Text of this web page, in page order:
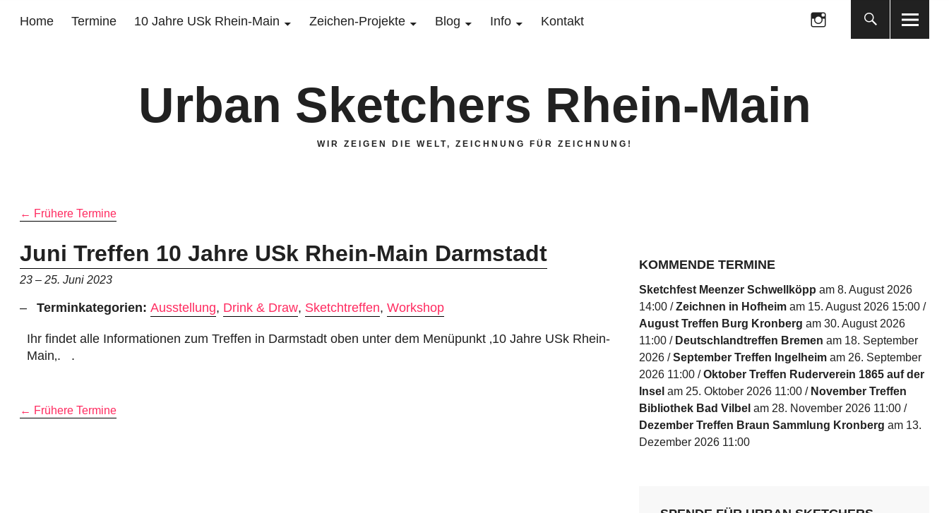
Home Termine 10 Jahre USk Rhein-Main Zeichen-Projekte Blog Info Kontakt
Urban Sketchers Rhein-Main
WIR ZEIGEN DIE WELT, ZEICHNUNG FÜR ZEICHNUNG!
Instagram
Folge
uns
← Frühere Termine
Juni Treffen 10 Jahre USk Rhein-Main Darmstadt
23 – 25. Juni 2023
Terminkategorien: Ausstellung, Drink & Draw, Sketchtreffen, Workshop
Ihr findet alle Informationen zum Treffen in Darmstadt oben unter dem Menüpunkt ‚10 Jahre USk Rhein-
Main‚. .
← Frühere Termine
KOMMENDE TERMINE
Sketchfest Meenzer Schwellköpp am 8. August 2026
14:00
Zeichnen in Hofheim am 15. August 2026 15:00
August Treffen Burg Kronberg am 30. August 2026
11:00
Deutschlandtreffen Bremen am 18. September
2026
September Treffen Ingelheim am 26. September
2026 11:00
Oktober Treffen Ruderverein 1865 auf der
Insel am 25. Oktober 2026 11:00
November Treffen
Bibliothek Bad Vilbel am 28. November 2026 11:00
Dezember Treffen Braun Sammlung Kronberg am 13.
Dezember 2026 11:00